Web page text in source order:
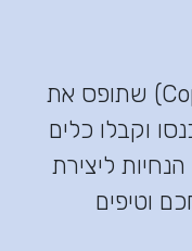
רוצים לכתוב קופי (Copywriting) שתופס את
וקבלו כלים
ליצירת
וטיפים